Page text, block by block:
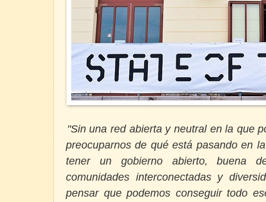
"Sin una red abierta y neutral en la que
preocuparnos de qué está pasando en
tener un gobierno abierto, buena
comunidades interconectadas y
pensar que podemos conseguir todo